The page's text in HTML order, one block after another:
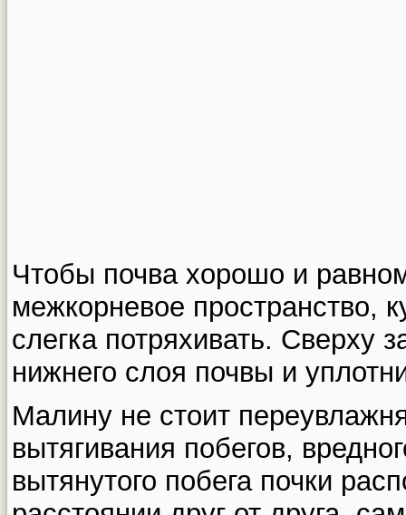
Чтобы почва хорошо и
межкорневое пространство,
слегка потряхивать. Сверху
нижнего слоя почвы и
Малину не стоит
вытягивания побегов,
вытянутого побега почки